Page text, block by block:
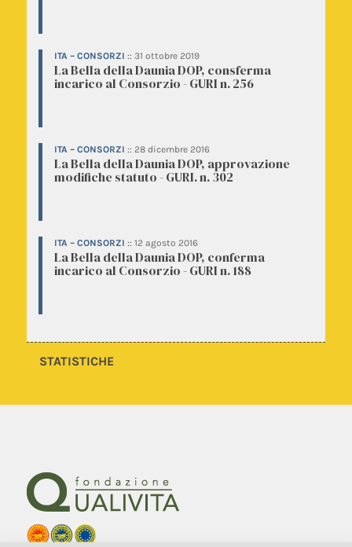
ITA – CONSORZI :: 31 ottobre 2019
La Bella della Daunia DOP, consferma
incarico al Consorzio - GURI n. 256
ITA – CONSORZI :: 28 dicembre 2016
La Bella della Daunia DOP, approvazione
modifiche statuto - GURI. n. 302
ITA – CONSORZI :: 12 agosto 2016
La Bella della Daunia DOP, conferma
incarico al Consorzio - GURI n. 188
STATISTICHE